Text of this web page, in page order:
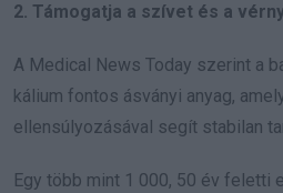
2. Támogatja a szívet és a
A Medical News Today szerint a
kálium fontos ásványi anyag,
ellensúlyozásával segít stabilan
Egy több mint 1 000, 50 év feletti